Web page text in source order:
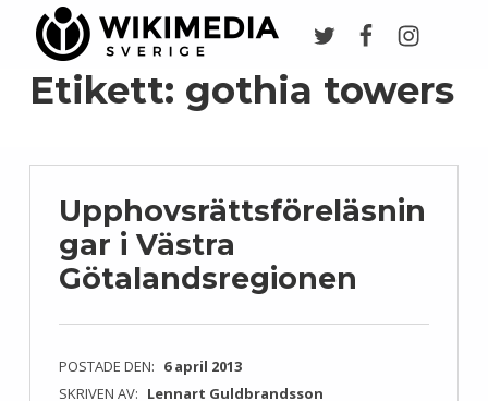
Etikett: gothia towers
Upphovsrättsföreläsnin
gar i Västra
Götalandsregionen
POSTADE DEN: 6 april 2013
SKRIVEN AV: Lennart Guldbrandsson